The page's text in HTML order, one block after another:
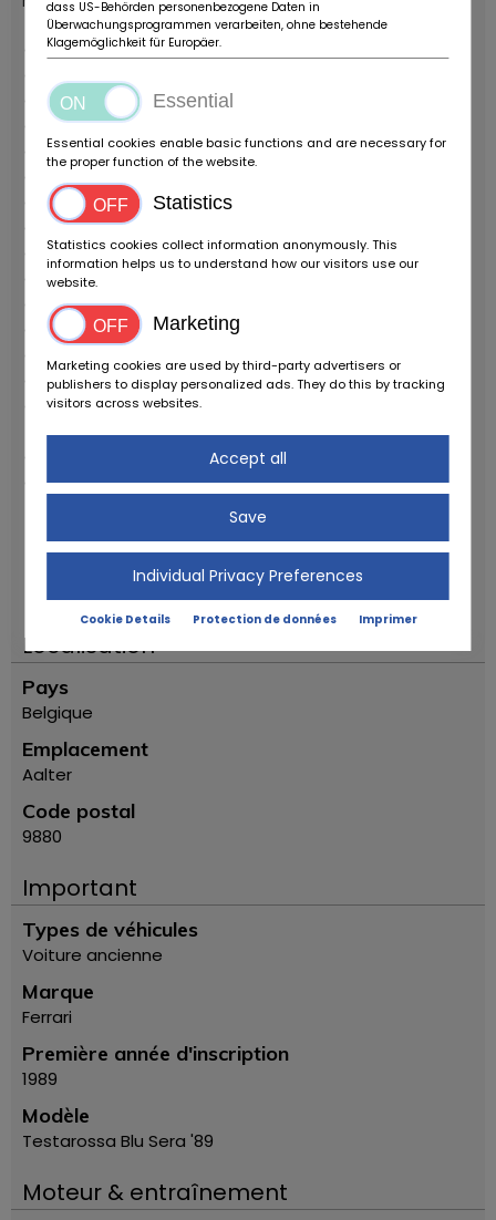
Données techniques
Longueur (cm): 448
Largeur (cm): 198
Hauteur (cm) : 113
Empattement (cm) : 255
Poids (kg) : 1506
Mécanique
Moteur : V12 4942 cc à plat, à l'arrière
Soupapes : 48
Carburation : injection Bosch K-Tronic
Boîte de vitesses : manuelle, 5 rapports
Conduite à gauche
Puissance maximum : 390 chevaux (287 kW) à 6300
t/m
Couple maximum : 490 Nm à 4300 t/m
Vitesse maximum : 275 km/h
Localisation
Pays
Belgique
Emplacement
Aalter
Code postal
9880
Important
Types de véhicules
Voiture ancienne
Marque
Ferrari
Première année d'inscription
1989
Modèle
Testarossa Blu Sera '89
Moteur & entraînement
dass US-Behörden personenbezogene Daten in
Überwachungsprogrammen verarbeiten, ohne bestehende
Klagemöglichkeit für Europäer.
Essential
Essential cookies enable basic functions and are necessary for
the proper function of the website.
Statistics
Statistics cookies collect information anonymously. This
information helps us to understand how our visitors use our
website.
Marketing
Marketing cookies are used by third-party advertisers or
publishers to display personalized ads. They do this by tracking
visitors across websites.
Accept all
Save
Individual Privacy Preferences
Cookie Details Protection de données Imprimer